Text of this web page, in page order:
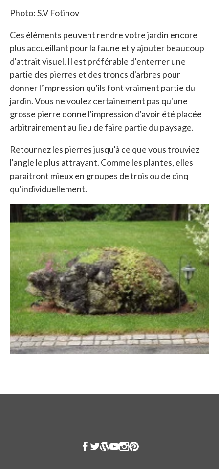
Photo: S.V Fotinov
Ces éléments peuvent rendre votre jardin encore
plus accueillant pour la faune et y ajouter beaucoup
d'attrait visuel. Il est préférable d'enterrer une
partie des pierres et des troncs d'arbres pour
donner l'impression qu'ils font vraiment partie du
jardin. Vous ne voulez certainement pas qu'une
grosse pierre donne l'impression d'avoir été placée
arbitrairement au lieu de faire partie du paysage.
Retournez les pierres jusqu'à ce que vous trouviez
l'angle le plus attrayant. Comme les plantes, elles
paraitront mieux en groupes de trois ou de cinq
qu'individuellement.